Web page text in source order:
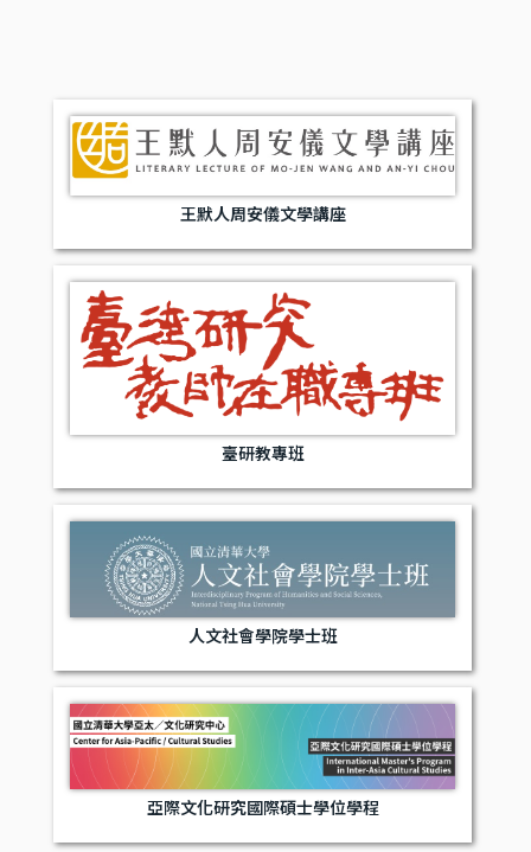
王默人周安儀文學講座
臺研教專班
人文社會學院學士班
亞際文化研究國際碩士學位學程